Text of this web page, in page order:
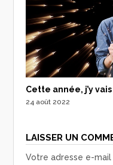
Cette année, j’y vais
24 août 2022
LAISSER UN
Votre adresse e-